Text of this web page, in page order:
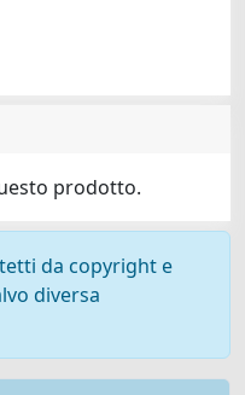
prodotto.
da copyright e
diversa